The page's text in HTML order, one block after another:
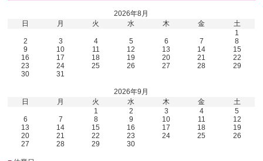
2026年8月
日
月 火 水 木 金
土
1
2
3 4 5 6 7
8
9
10 11 12 13 14
15
16
17 18 19 20 21
22
23
24 25 26 27 28
29
30
31
2026年9月
日
月 火 水 木 金
土
1
2 3 4
5
6
7 8 9 10 11
12
13
14 15 16 17 18
19
20
21 22 23 24 25
26
27
28 29 30